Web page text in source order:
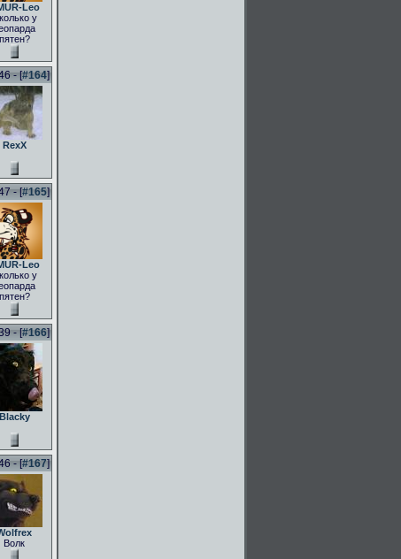
Leo
у
пятен?
- [#164]
RexX
- [#165]
Leo
у
пятен?
- [#166]
Blacky
- [#167]
Волк